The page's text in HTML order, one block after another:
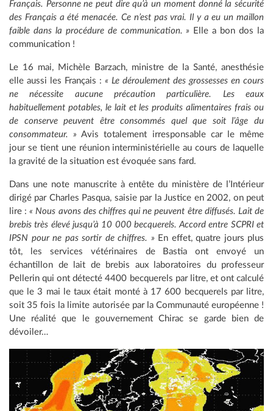
Français. Personne ne peut dire qu’à un moment donné la sécurité
des Français a été menacée. Ce n’est pas vrai. Il y a eu un maillon
faible dans la procédure de communication. » Elle a bon dos la
communication !
Le 16 mai, Michèle Barzach, ministre de la Santé, anesthésie
elle aussi les Français : « Le déroulement des grossesses en cours
ne nécessite aucune précaution particulière. Les eaux
habituellement potables, le lait et les produits alimentaires frais ou
de conserve peuvent être consommés quel que soit l’âge du
consommateur. » Avis totalement irresponsable car le même
jour se tient une réunion interministérielle au cours de laquelle
la gravité de la situation est évoquée sans fard.
Dans une note manuscrite à entête du ministère de l’Intérieur
dirigé par Charles Pasqua, saisie par la Justice en 2002, on peut
lire :« Nous avons des chiffres qui ne peuvent être diffusés. Lait de
brebis très élevé jusqu’à 10 000 becquerels. Accord entre SCPRI et
IPSN pour ne pas sortir de chiffres. » En effet, quatre jours plus
tôt, les services vétérinaires de Bastia ont envoyé un
échantillon de lait de brebis aux laboratoires du professeur
Pellerin qui ont détecté 4400 becquerels par litre, et ont calculé
que le 3 mai le taux était monté à 17 600 becquerels par litre,
soit 35 fois la limite autorisée par la Communauté européenne !
Une réalité que le gouvernement Chirac se garde bien de
dévoiler…